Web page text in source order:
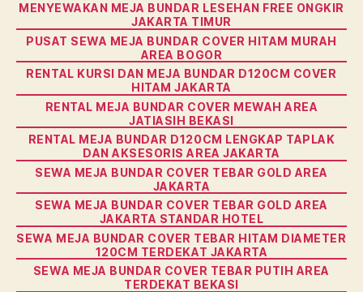
MENYEWAKAN MEJA BUNDAR LESEHAN FREE ONGKIR
JAKARTA TIMUR
PUSAT SEWA MEJA BUNDAR COVER HITAM MURAH
AREA BOGOR
RENTAL KURSI DAN MEJA BUNDAR D120CM COVER
HITAM JAKARTA
RENTAL MEJA BUNDAR COVER MEWAH AREA
JATIASIH BEKASI
RENTAL MEJA BUNDAR D120CM LENGKAP TAPLAK
DAN AKSESORIS AREA JAKARTA
SEWA MEJA BUNDAR COVER TEBAR GOLD AREA
JAKARTA
SEWA MEJA BUNDAR COVER TEBAR GOLD AREA
JAKARTA STANDAR HOTEL
SEWA MEJA BUNDAR COVER TEBAR HITAM DIAMETER
120CM TERDEKAT JAKARTA
SEWA MEJA BUNDAR COVER TEBAR PUTIH AREA
TERDEKAT BEKASI